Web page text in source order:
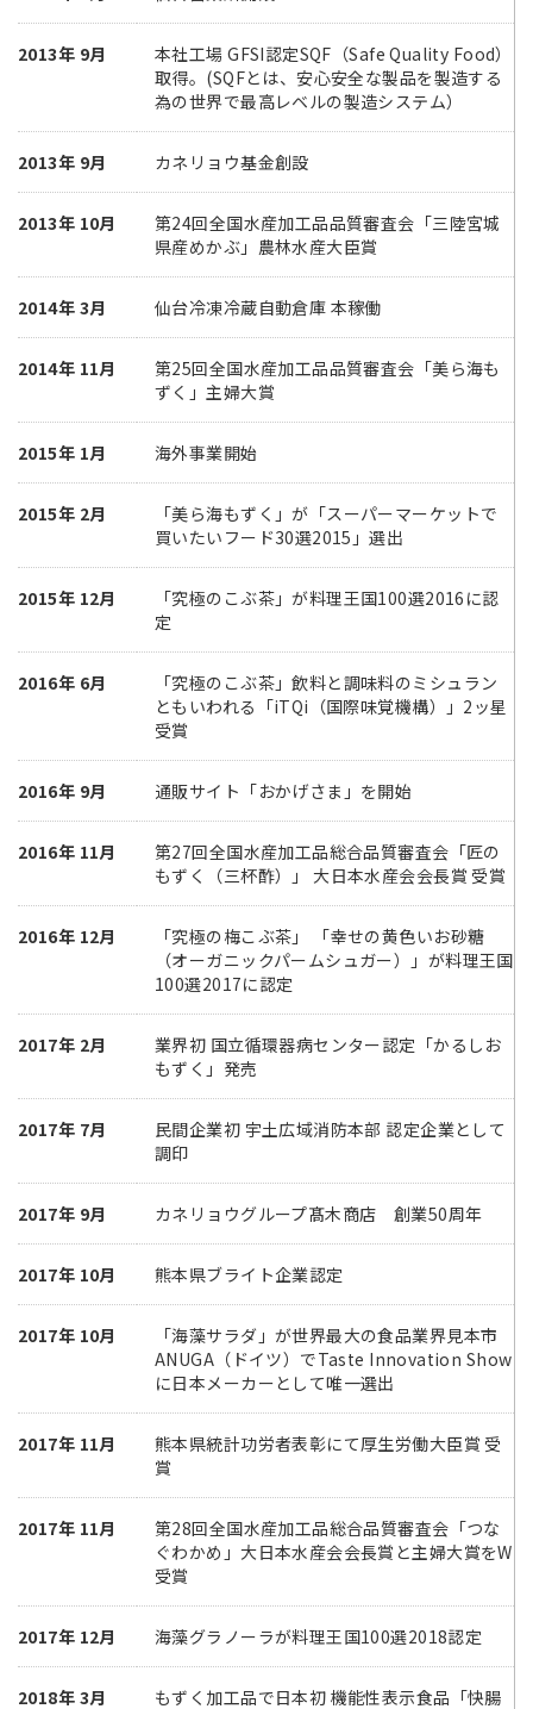
2013年 9月
本社工場 GFSI認定SQF（Safe Quality Food）
取得。(SQFとは、安心安全な製品を製造する
為の世界で最高レベルの製造システム）
2013年 9月 カネリョウ基金創設
2013年 10月
第24回全国水産加工品品質審査会「三陸宮城
県産めかぶ」農林水産大臣賞
2014年 3月 仙台冷凍冷蔵自動倉庫 本稼働
2014年 11月
第25回全国水産加工品品質審査会「美ら海も
ずく」主婦大賞
2015年 1月 海外事業開始
2015年 2月
「美ら海もずく」が「スーパーマーケットで
買いたいフード30選2015」選出
2015年 12月
「究極のこぶ茶」が料理王国100選2016に認
定
2016年 6月
「究極のこぶ茶」飲料と調味料のミシュラン
ともいわれる「iTQi（国際味覚機構）」2ッ星
受賞
2016年 9月 通販サイト「おかげさま」を開始
2016年 11月
第27回全国水産加工品総合品質審査会「匠の
もずく（三杯酢）」 大日本水産会会長賞 受賞
2016年 12月
「究極の梅こぶ茶」 「幸せの黄色いお砂糖
（オーガニックパームシュガー）」が料理王国
100選2017に認定
2017年 2月
業界初 国立循環器病センター認定「かるしお
もずく」発売
2017年 7月
民間企業初 宇土広域消防本部 認定企業として
調印
2017年 9月 カネリョウグループ髙木商店 創業50周年
2017年 10月 熊本県ブライト企業認定
2017年 10月
「海藻サラダ」が世界最大の食品業界見本市
ANUGA（ドイツ）でTaste Innovation Show
に日本メーカーとして唯一選出
2017年 11月
熊本県統計功労者表彰にて厚生労働大臣賞 受
賞
2017年 11月
第28回全国水産加工品総合品質審査会「つな
ぐわかめ」大日本水産会会長賞と主婦大賞をW
受賞
2017年 12月 海藻グラノーラが料理王国100選2018認定
2018年 3月
もずく加工品で日本初 機能性表示食品「快腸